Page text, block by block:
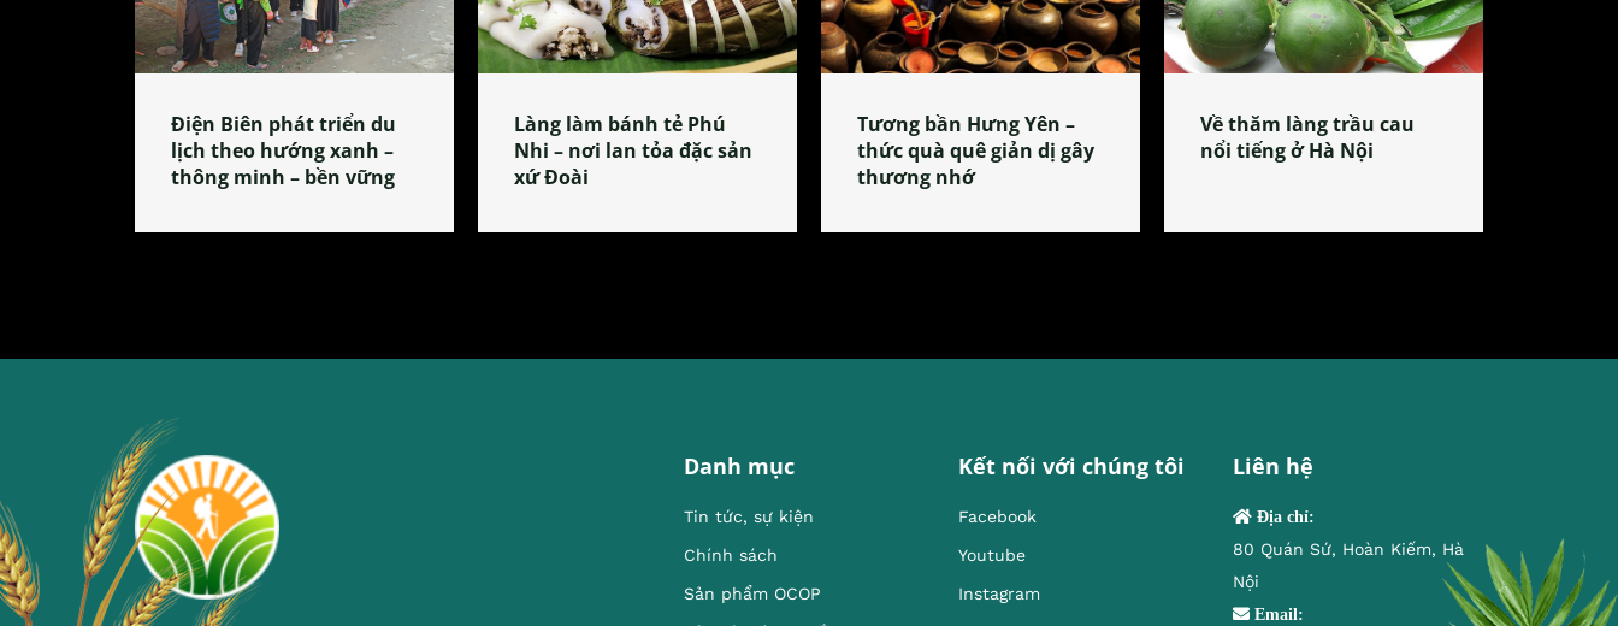
Điện Biên phát triển du
lịch theo hướng xanh –
thông minh – bền vững
Làng làm bánh tẻ Phú
Nhi – nơi lan tỏa đặc sản
xứ Đoài
Tương bần Hưng Yên –
thức quà quê giản dị gây
thương nhớ
Về thăm làng trầu cau
nổi tiếng ở Hà Nội
Danh mục
Tin tức, sự kiện
Chính sách
Sản phẩm OCOP
Kết nối với chúng tôi
Facebook
Youtube
Instagram
Liên hệ
Địa chỉ:
80 Quán Sứ, Hoàn Kiếm, Hà
Nội
Email: